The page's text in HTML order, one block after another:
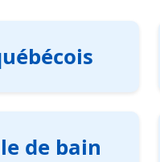
de bain